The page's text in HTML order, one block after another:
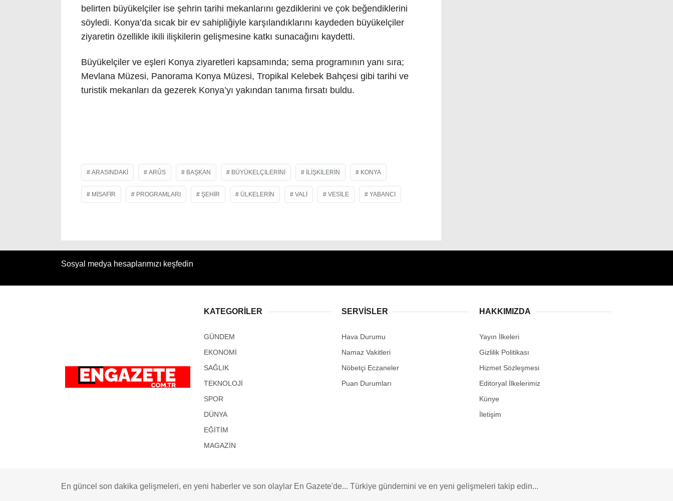
belirten büyükelçiler ise şehrin tarihi mekanlarını gezdiklerini ve çok beğendiklerini
söyledi. Konya’da sıcak bir ev sahipliğiyle karşılandıklarını kaydeden büyükelçiler
ziyaretin özellikle ikili ilişkilerin gelişmesine katkı sunacağını kaydetti.
Büyükelçiler ve eşleri Konya ziyaretleri kapsamında; sema programının yanı sıra;
Mevlana Müzesi, Panorama Konya Müzesi, Tropikal Kelebek Bahçesi gibi tarihi ve
turistik mekanları da gezerek Konya’yı yakından tanıma fırsatı buldu.
ARASINDAKI ARÛS BAŞKAN BÜYÜKELÇILERINI ILIŞKILERIN KONYA
MISAFIR PROGRAMLARI ŞEHIR ÜLKELERIN VALI VESILE YABANCI
Sosyal medya hesaplarımızı keşfedin
KATEGORİLER
GÜNDEM
EKONOMİ
SAĞLIK
TEKNOLOJİ
SPOR
DÜNYA
EĞİTİM
MAGAZİN
SERVİSLER
Hava Durumu
Namaz Vakitleri
Nöbetçi Eczaneler
Puan Durumları
HAKKIMIZDA
Yayın İlkeleri
Gizlilik Politikası
Hizmet Sözleşmesi
Editoryal İlkelerimiz
Künye
İletişim
En güncel son dakika gelişmeleri, en yeni haberler ve son olaylar En Gazete'de... Türkiye gündemini ve en yeni gelişmeleri takip edin...